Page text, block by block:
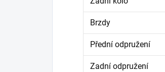
Brzdy
Přední odpružení
Zadní odpružení